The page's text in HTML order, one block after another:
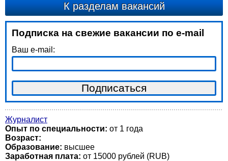
К разделам вакансий
Подписка на свежие вакансии по e-mail
Ваш e-mail:
Журналист
Опыт по специальности: от 1 года
Возраст:
Образование: высшее
Заработная плата: от 15000 рублей (RUB)